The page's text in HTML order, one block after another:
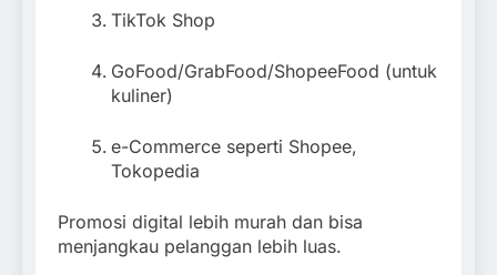
TikTok Shop
GoFood/GrabFood/ShopeeFood (untuk
kuliner)
e-Commerce seperti Shopee,
Tokopedia
Promosi digital lebih murah dan bisa
menjangkau pelanggan lebih luas.